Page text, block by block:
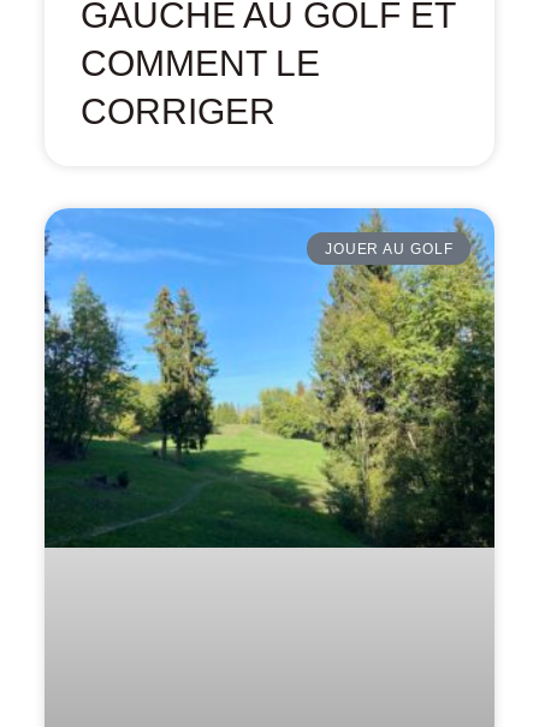
GAUCHE AU GOLF ET
COMMENT LE
CORRIGER
JOUER AU GOLF